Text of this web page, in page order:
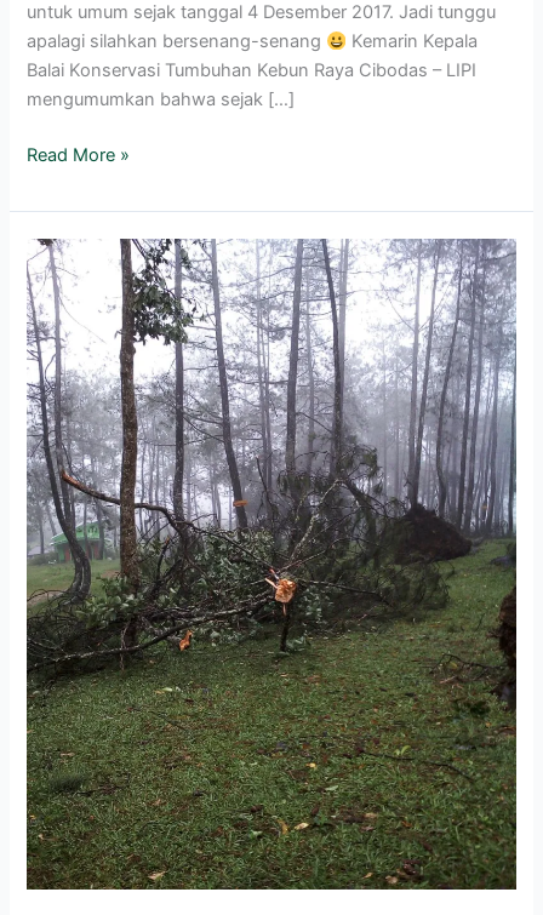
untuk umum sejak tanggal 4 Desember 2017. Jadi tunggu
apalagi silahkan bersenang-senang
Kemarin Kepala
Balai Konservasi Tumbuhan Kebun Raya Cibodas – LIPI
mengumumkan bahwa sejak […]
Read More »
Mandalawangi
Cibodas,
Kebun
Raya
Cibodas
dan
Gunung
Gede
Pangrango
Tutup
Sementara
karena
Cuaca
Ekstrim